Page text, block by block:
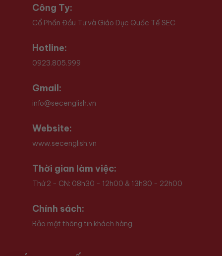
Công Ty:
Cổ Phần Đầu Tư và Giáo Dục Quốc Tế SEC
Hotline:
0923.805.999
Gmail:
info@secenglish.vn
Website:
www.secenglish.vn
Thời gian làm việc:
Thứ 2 - CN: 08h30 - 12h00 & 13h30 - 22h00
Chính sách:
Bảo mật thông tin khách hàng